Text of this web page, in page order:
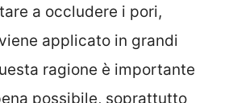
a occludere i pori,
applicato in grandi
ragione è importante
possibile, soprattutto